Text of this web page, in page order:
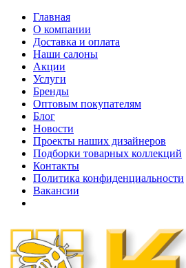
Главная
О компании
Доставка и оплата
Наши cалоны
Акции
Услуги
Бренды
Оптовым покупателям
Блог
Новости
Проекты наших дизайнеров
Подборки товарных коллекций
Контакты
Политика конфиденциальности
Вакансии